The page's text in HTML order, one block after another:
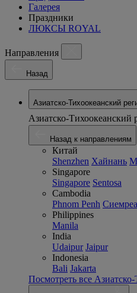
Галерея
Праздники
ЛЮКСЫ ROYAL
Направления
Назад
Азиатско-Тихоокеанский
Азиатско-Тихоокеанский
Назад к направлениям
Китай
Shenzhen Хайнань
Singapore
Singapore Sentosa
Cambodia
Phnom Penh
Philippines
Manila
India
Udaipur Jaipur
Indonesia
Bali Jakarta
Посмотреть все